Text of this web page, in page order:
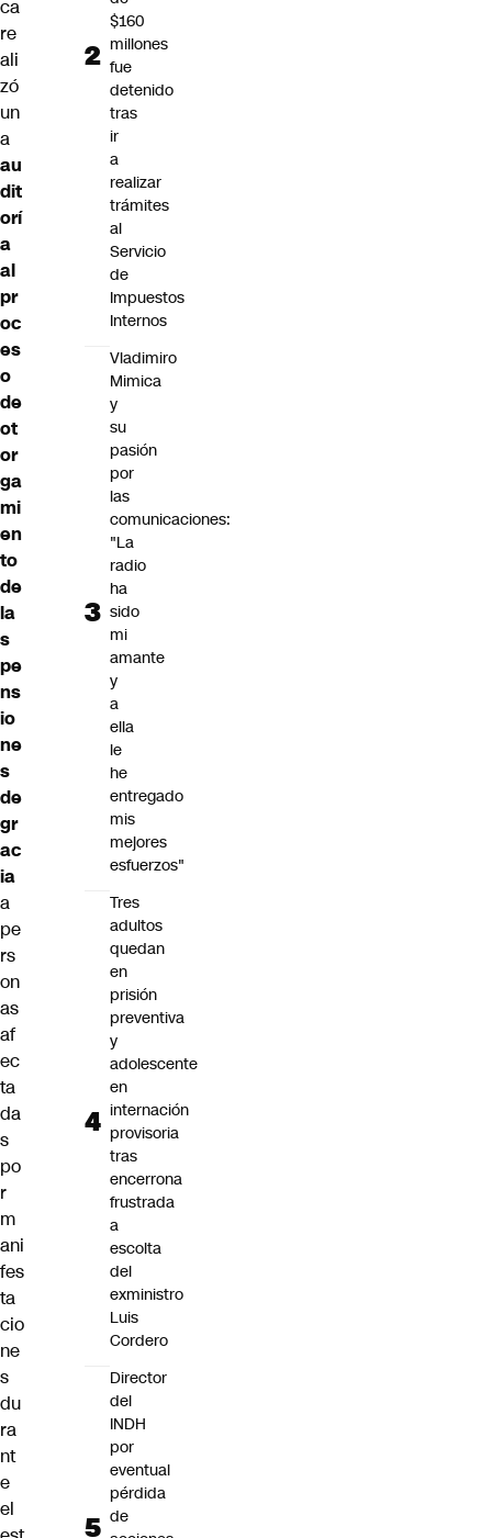
ca
re
ali
zó
un
a
au
dit
orí
a
al
pr
oc
es
o
de
ot
or
ga
mi
en
to
de
la
s
pe
ns
io
ne
s
de
gr
ac
ia
a
pe
rs
on
as
af
ec
ta
da
s
po
r
m
ani
fes
ta
cio
ne
s
du
ra
nt
e
el
$160
millones
fue
detenido
tras
ir
a
realizar
trámites
al
Servicio
de
Impuestos
Internos
Vladimiro
Mimica
y
su
pasión
por
las
comunicaciones:
"La
radio
ha
sido
mi
amante
y
a
ella
le
he
entregado
mis
mejores
esfuerzos"
Tres
adultos
quedan
en
prisión
preventiva
y
adolescente
en
internación
provisoria
tras
encerrona
frustrada
a
escolta
del
exministro
Luis
Cordero
Director
del
INDH
por
eventual
pérdida
de